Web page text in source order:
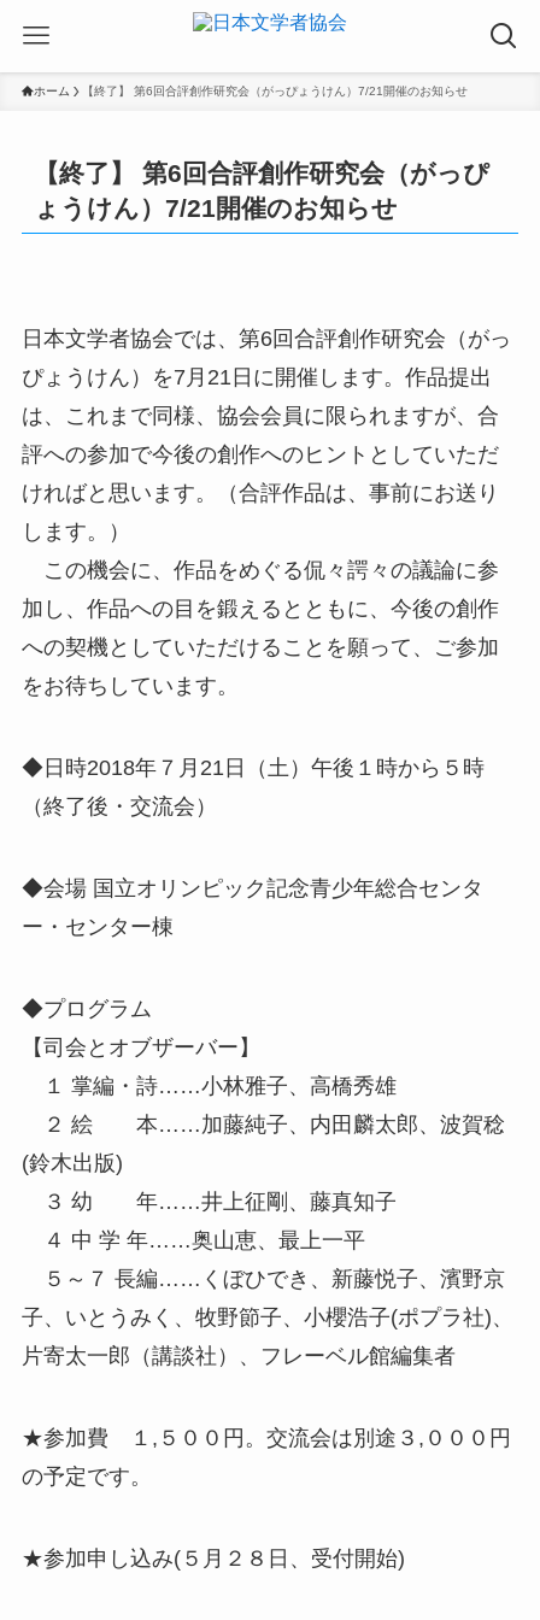
ホーム 【終了】 第6回合評創作研究会（がっぴょうけん）7/21開催のお知らせ
【終了】 第6回合評創作研究会（がっぴ
ょうけん）7/21開催のお知らせ
日本文学者協会では、第6回合評創作研究会（がっ
ぴょうけん）を7月21日に開催します。作品提出
は、これまで同様、協会会員に限られますが、合
評への参加で今後の創作へのヒントとしていただ
ければと思います。（合評作品は、事前にお送り
します。）
この機会に、作品をめぐる侃々諤々の議論に参
加し、作品への目を鍛えるとともに、今後の創作
への契機としていただけることを願って、ご参加
をお待ちしています。
◆日時2018年７月21日（土）午後１時から５時
（終了後・交流会）
◆会場 国立オリンピック記念青少年総合センタ
ー・センター棟
◆プログラム
【司会とオブザーバー】
１ 掌編・詩……小林雅子、高橋秀雄
２ 絵 本……加藤純子、内田麟太郎、波賀稔
(鈴木出版)
３ 幼 年……井上征剛、藤真知子
４ 中 学 年……奥山恵、最上一平
５～７ 長編……くぼひでき、新藤悦子、濱野京
子、いとうみく、牧野節子、小櫻浩子(ポプラ社)、
片寄太一郎（講談社）、フレーベル館編集者
★参加費 １,５００円。交流会は別途３,０００円
の予定です。
★参加申し込み(５月２８日、受付開始)